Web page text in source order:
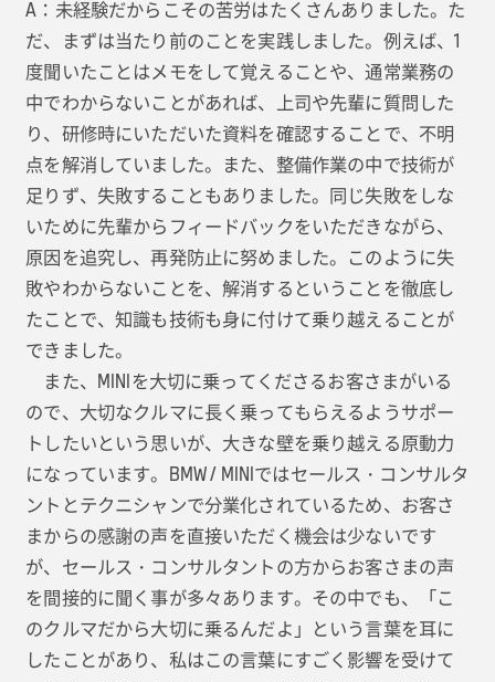
A：未経験だからこその苦労はたくさんありました。た
だ、まずは当たり前のことを実践しました。例えば、1
度聞いたことはメモをして覚えることや、通常業務の
中でわからないことがあれば、上司や先輩に質問した
り、研修時にいただいた資料を確認することで、不明
点を解消していました。また、整備作業の中で技術が
足りず、失敗することもありました。同じ失敗をしな
いために先輩からフィードバックをいただきながら、
原因を追究し、再発防止に努めました。このように失
敗やわからないことを、解消するということを徹底し
たことで、知識も技術も身に付けて乗り越えることが
できました。
また、MINIを大切に乗ってくださるお客さまがいる
ので、大切なクルマに長く乗ってもらえるようサポー
トしたいという思いが、大きな壁を乗り越える原動力
になっています。BMW / MINIではセールス・コンサルタ
ントとテクニシャンで分業化されているため、お客さ
まからの感謝の声を直接いただく機会は少ないです
が、セールス・コンサルタントの方からお客さまの声
を間接的に聞く事が多々あります。その中でも、「こ
のクルマだから大切に乗るんだよ」という言葉を耳に
したことがあり、私はこの言葉にすごく影響を受けて